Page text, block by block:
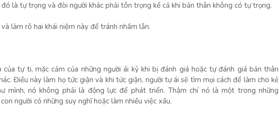
là tự trọng và đòi người khác phải tôn trọng kể cả khi bản thân không có tự trọng.
làm rõ hai khái niệm này để tránh nhầm lẫn.
của tự ti, mặc cảm của những người ái kỷ khi bị đánh giá hoặc tự đánh giá bản thân
Điều này làm họ tức giận và khi tức giận, người tự ái sẽ tìm mọi cách để làm cho kẻ
mình, nó không phải là động lực để phát triển. Thậm chí nó là một trong những
người có những suy nghĩ hoặc làm nhiều việc xấu.